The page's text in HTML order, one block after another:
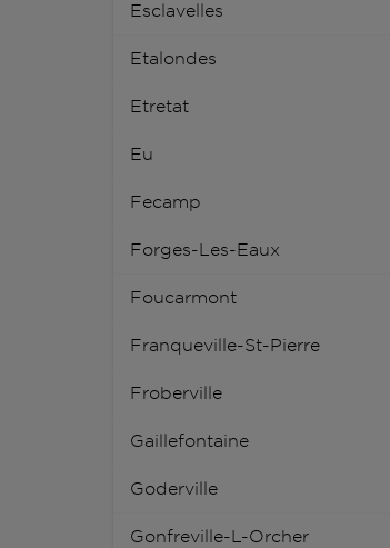
Esclavelles
Etalondes
Etretat
Eu
Fecamp
Forges-Les-Eaux
Foucarmont
Franqueville-St-Pierre
Froberville
Gaillefontaine
Goderville
Gonfreville-L-Orcher